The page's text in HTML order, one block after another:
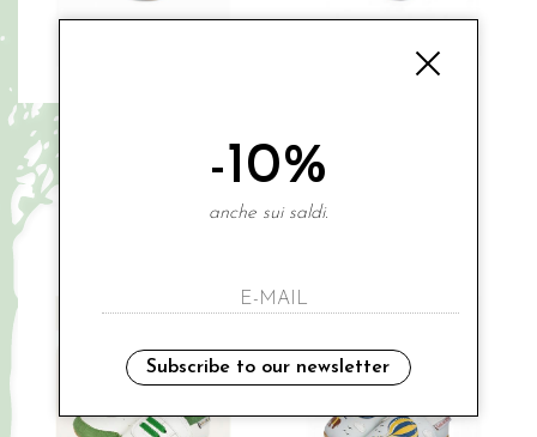
-10%
anche sui saldi.
Subscribe to our newsletter